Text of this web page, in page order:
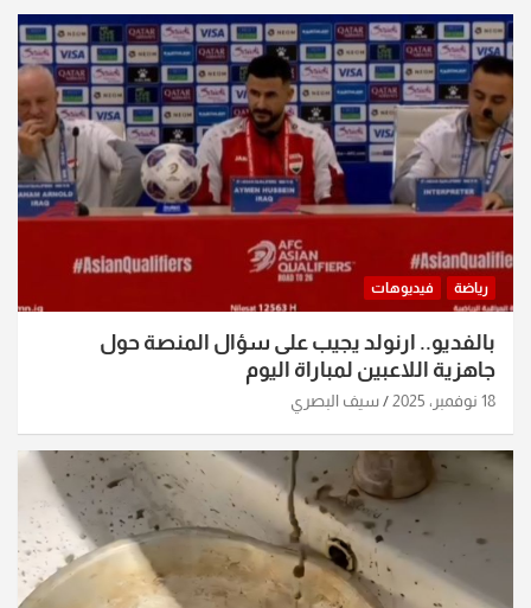
رياضة فيديوهات
بالفديو.. ارنولد يجيب على سؤال المنصة حول
جاهزية اللاعبين لمباراة اليوم
18 نوفمبر، 2025 سيف البصري